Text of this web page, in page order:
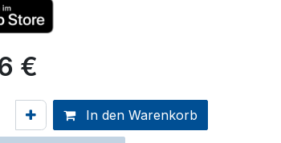
€
In den Warenkorb